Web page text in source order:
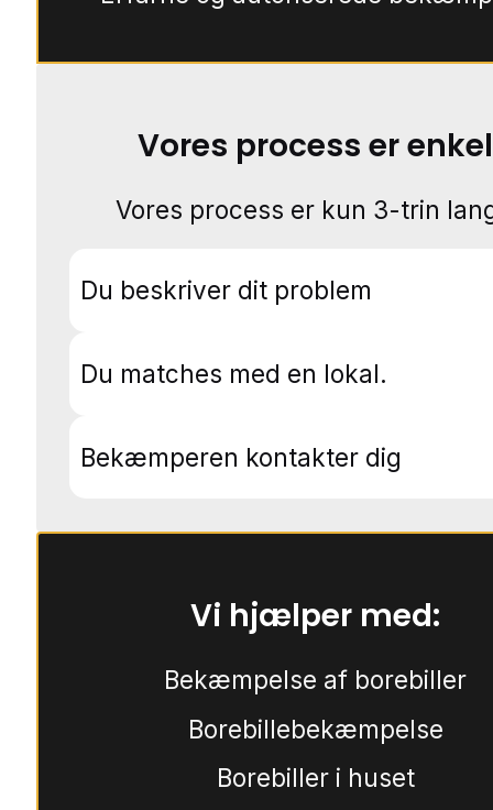
Vores process er enkel
Vores process er kun 3-trin
Du beskriver dit problem
Du matches med en lokal.
Bekæmperen kontakter dig
Vi hjælper med:
Bekæmpelse af borebiller
Borebillebekæmpelse
Borebiller i huset